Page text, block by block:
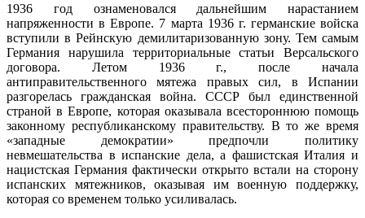
1936 год ознаменовался дальнейшим нарастанием
напряженности в Европе. 7 марта 1936 г. германские войска
вступили в Рейнскую демилитаризованную зону. Тем самым
Германия нарушила территориальные статьи Версальского
договора. Летом 1936 г., после начала
антиправительственного мятежа правых сил, в Испании
разгорелась гражданская война. СССР был единственной
страной в Европе, которая оказывала всестороннюю помощь
законному республиканскому правительству. В то же время
«западные демократии» предпочли политику
невмешательства в испанские дела, а фашистская Италия и
нацистская Германия фактически открыто встали на сторону
испанских мятежников, оказывая им военную поддержку,
которая со временем только усиливалась.